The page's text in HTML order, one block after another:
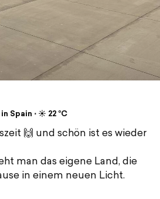
Spain ⋅ ☀️ 22 °C
🙌 und schön ist es wieder
man das eigene Land, die
in einem neuen Licht.